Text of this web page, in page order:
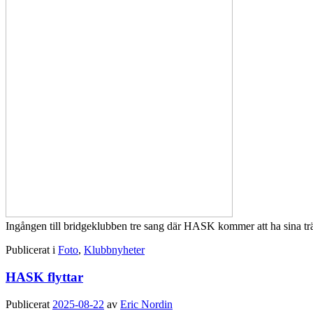
Ingången till bridgeklubben tre sang där HASK kommer att ha sina
Publicerat i Foto, Klubbnyheter
HASK flyttar
Publicerat 2025-08-22 av Eric Nordin